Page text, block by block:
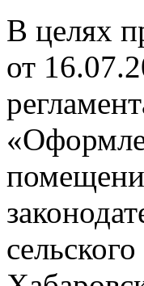
В целях
от